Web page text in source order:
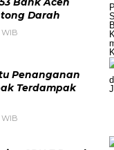
Darah
WIB
Penanganan
Terdampak
WIB